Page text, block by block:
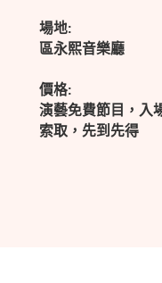
場地:
區永熙音樂廳
價格:
演藝免費節目，入
索取，先到先得